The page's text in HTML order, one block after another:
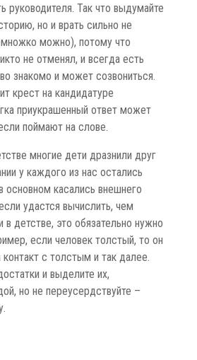
руководителя. Так что выдумайте
но и врать сильно не
можно), потому что
не отменял, и всегда есть
знакомо и может созвониться.
крест на кандидатуре
приукрашенный ответ может
поймают на слове.
многие дети дразнили друг
у каждого из нас остались
основном касались внешнего
удастся вычислить, чем
детстве, это обязательно нужно
если человек толстый, то он
с толстым и так далее.
и выделите их,
но не переусердствуйте –